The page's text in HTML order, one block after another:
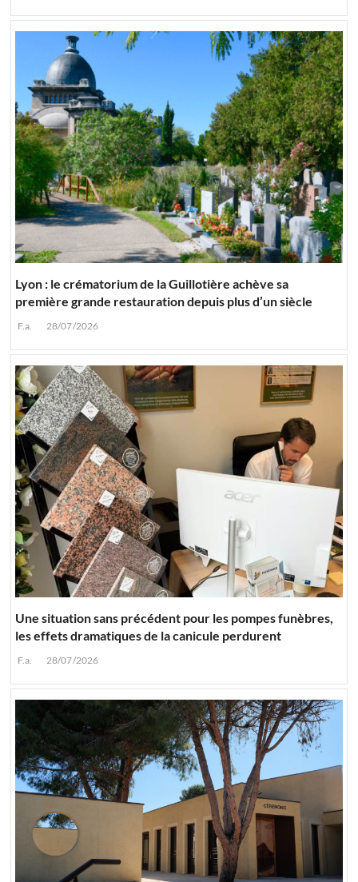
Lyon : le crématorium de la Guillotière achève sa
première grande restauration depuis plus d’un siècle
F.a. 28/07/2026
Une situation sans précédent pour les pompes funèbres,
les effets dramatiques de la canicule perdurent
F.a. 28/07/2026